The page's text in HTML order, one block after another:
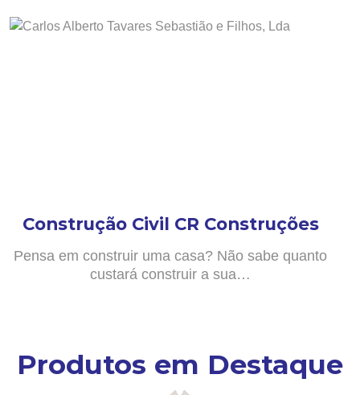
Construção Civil CR Construções
Pensa em construir uma casa? Não sabe quanto
custará construir a sua…
Produtos em Destaque